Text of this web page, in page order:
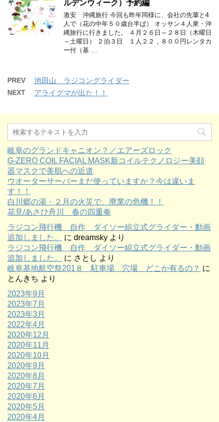
ルデンウィーク）予約編
激安 沖縄旅行 今回も昨年同様に、会社の先輩と4
人で（花の中年５０歳台半ば） オッサン４人衆・沖
縄旅行に行きました。 ４月２６日～２８日（木曜日
～土曜日） ２泊３日 １人２２，８００円レンタカ
ー付（基 …
PREV 池田山 ラジコングライダー
NEXT アライグマが出た！！
岐阜のグランドキャニオン？／エアーズロック
G-ZERO COIL FACIAL MASK新コイルテクノロジー美顔
器マスクで美肌への近道
ウオーターサーバーまだ使っていますか？今は違いま
す！！
白川郷の湯・２月の火災で、廃業の危機！！
花見/あさひ舟川 春の四重奏
ラジコン飛行機 自作 ダイソー組立式グライダー・動画
追加しました。
に dreamsky より
ラジコン飛行機 自作 ダイソー組立式グライダー・動画
追加しました。
に さとし より
岐阜基地航空祭201８ 駐車場 穴場 どこか有るの？ に
とんきち より
2023年9月
2023年7月
2023年3月
2022年4月
2020年12月
2020年11月
2020年10月
2020年9月
2020年8月
2020年7月
2020年6月
2020年5月
2020年4月